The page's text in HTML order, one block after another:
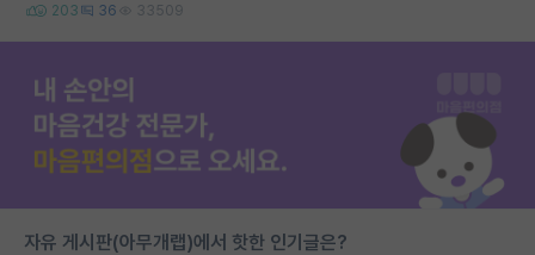
203 36 33509
자유 게시판(아무개랩)에서 핫한 인기글은?